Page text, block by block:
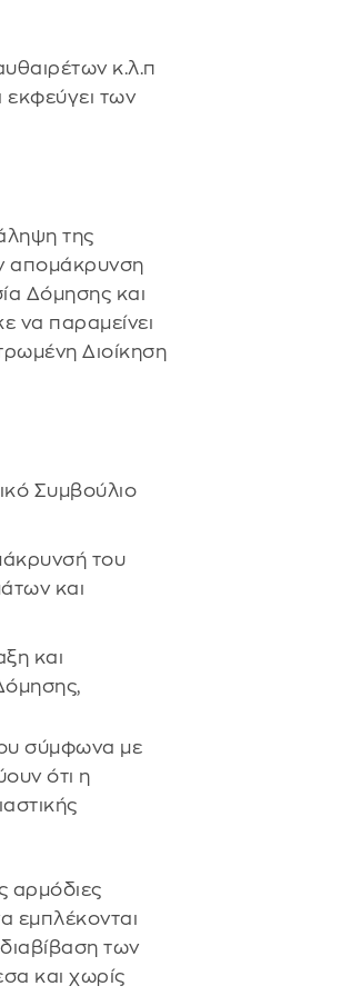
κ.λ.π
εκφεύγει των
της
απομάκρυνση
Δόμησης και
να παραμείνει
Διοίκηση
Συμβούλιο
του
και
και
σύμφωνα με
ότι η
αρμόδιες
εμπλέκονται
των
και χωρίς